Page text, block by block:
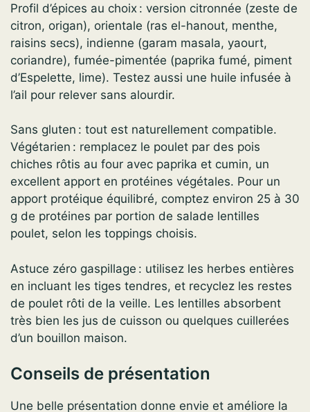
Profil d’épices au choix : version citronnée (zeste de
citron, origan), orientale (ras el-hanout, menthe,
raisins secs), indienne (garam masala, yaourt,
coriandre), fumée-pimentée (paprika fumé, piment
d’Espelette, lime). Testez aussi une huile infusée à
l’ail pour relever sans alourdir.
Sans gluten : tout est naturellement compatible.
Végétarien : remplacez le poulet par des pois
chiches rôtis au four avec paprika et cumin, un
excellent apport en protéines végétales. Pour un
apport protéique équilibré, comptez environ 25 à 30
g de protéines par portion de salade lentilles
poulet, selon les toppings choisis.
Astuce zéro gaspillage : utilisez les herbes entières
en incluant les tiges tendres, et recyclez les restes
de poulet rôti de la veille. Les lentilles absorbent
très bien les jus de cuisson ou quelques cuillerées
d’un bouillon maison.
Conseils de présentation
Une belle présentation donne envie et améliore la